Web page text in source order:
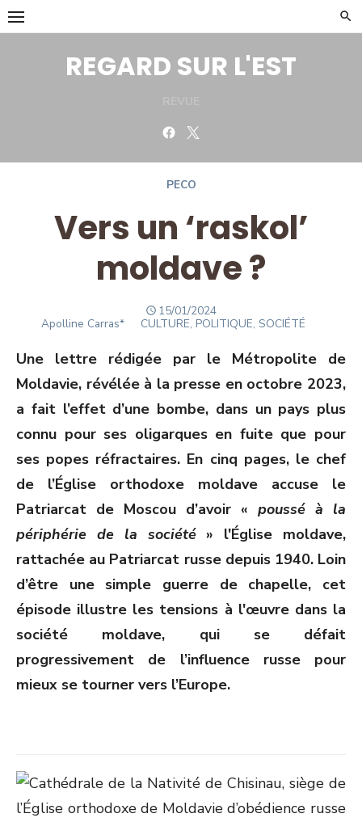
Skip
to
REGARD SUR L'EST
Facebook
PECO
Vers un ‘raskol’
moldave ?
POSTED
ON
15/01/2024
Author
Apolline Carras* CULTURE, POLITIQUE, SOCIÉTÉ
Une lettre rédigée par le Métropolite de
Moldavie, révélée à la presse en octobre 2023,
a fait l’effet d’une bombe, dans un pays plus
connu pour ses oligarques en fuite que pour
ses popes réfractaires. En cinq pages, le chef
de l’Église orthodoxe moldave accuse le
Patriarcat de Moscou d’avoir « poussé à la
périphérie de la société» l'Église moldave,
rattachée au Patriarcat russe depuis 1940. Loin
d’être une simple guerre de chapelle, cet
épisode illustre les tensions à l'œuvre dans la
société moldave, qui se défait
progressivement de l’influence russe pour
mieux se tourner vers l’Europe.